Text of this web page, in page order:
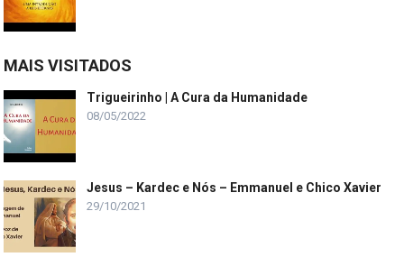
MAIS VISITADOS
Trigueirinho | A Cura da Humanidade
08/05/2022
Jesus – Kardec e Nós – Emmanuel e Chico Xavier
29/10/2021